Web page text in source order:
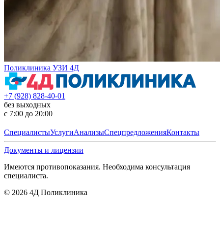
Поликлиника УЗИ 4Д
+7 (928) 828-40-01
без выходных
с 7:00 до 20:00
СпециалистыУслугиАнализыСпецпредложенияКонтакты
Документы и лицензии
Имеются противопоказания. Необходима консультация
специалиста.
© 2026 4Д Поликлиника